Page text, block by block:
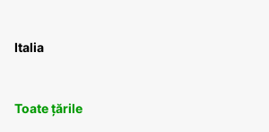
Italia
Toate țările